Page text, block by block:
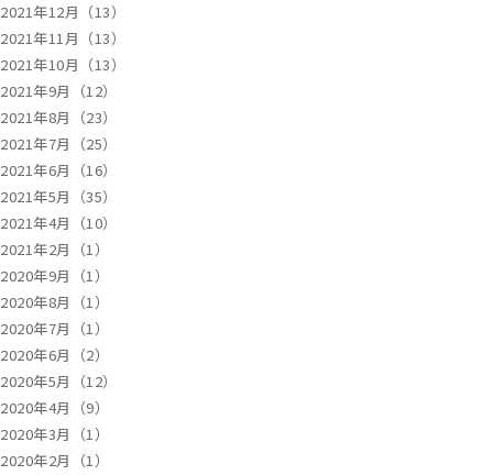
2021年12月（13）
2021年11月（13）
2021年10月（13）
2021年9月（12）
2021年8月（23）
2021年7月（25）
2021年6月（16）
2021年5月（35）
2021年4月（10）
2021年2月（1）
2020年9月（1）
2020年8月（1）
2020年7月（1）
2020年6月（2）
2020年5月（12）
2020年4月（9）
2020年3月（1）
2020年2月（1）